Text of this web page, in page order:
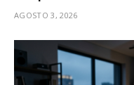
AGOSTO 3, 2026